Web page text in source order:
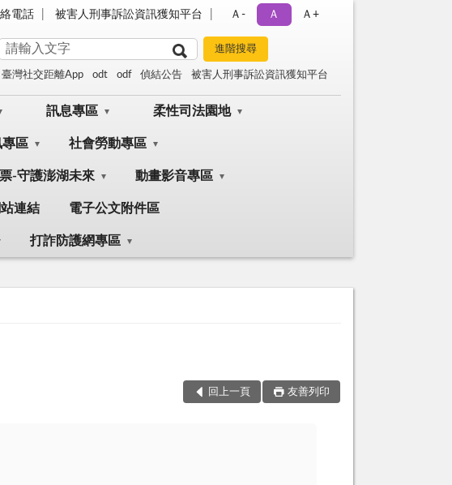
電話 被害人刑事訴訟資訊獲知平台 Ａ- Ａ Ａ+
臺灣社交距離App odt odf 偵結公告 被害人刑事訴訟資訊獲知平台
訊息專區 柔性司法園地
區 社會勞動專區
-守護澎湖未來 動畫影音專區
連結 電子公文附件區
打詐防護網專區
回上一頁 友善列印